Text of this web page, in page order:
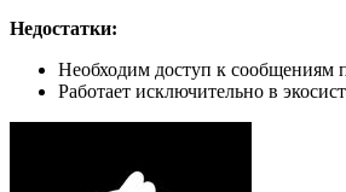
Недостатки:
Необходим доступ к сообщениям
Работает исключительно в